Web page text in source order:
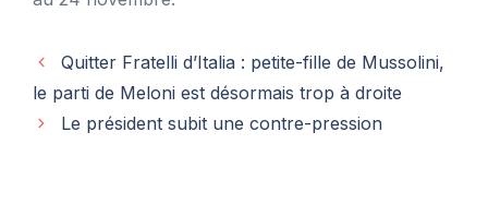
Quitter Fratelli d’Italia : petite-fille de Mussolini,
le parti de Meloni est désormais trop à droite
Le président subit une contre-pression